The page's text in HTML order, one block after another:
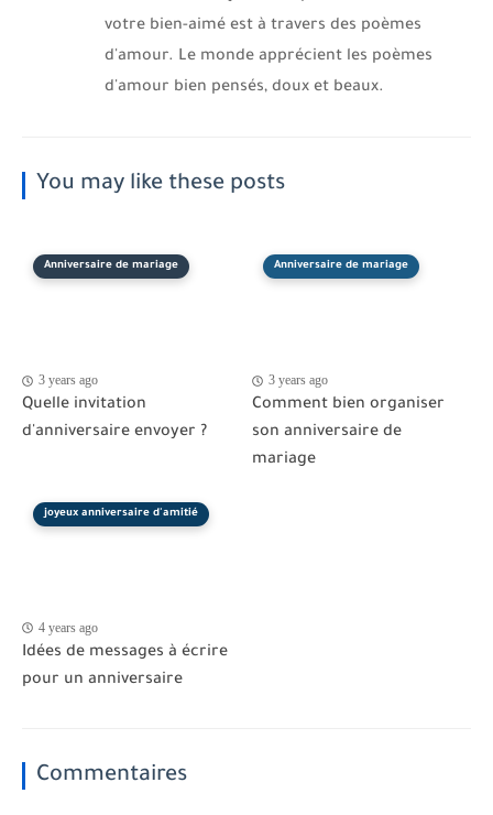
votre bien-aimé est à travers des poèmes
d'amour. Le monde apprécient les poèmes
d'amour bien pensés, doux et beaux.
You may like these posts
Anniversaire de mariage
3 years ago
Quelle invitation
d'anniversaire envoyer ?
Anniversaire de mariage
3 years ago
Comment bien organiser
son anniversaire de
mariage
joyeux anniversaire d'amitié
4 years ago
Idées de messages à écrire
pour un anniversaire
Commentaires